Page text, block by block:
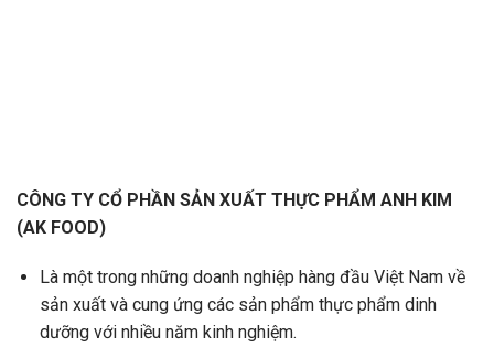
CÔNG TY CỔ PHẦN SẢN XUẤT THỰC PHẨM ANH KIM
(AK FOOD)
Là một trong những doanh nghiệp hàng đầu Việt Nam về
sản xuất và cung ứng các sản phẩm thực phẩm dinh
dưỡng với nhiều năm kinh nghiệm.